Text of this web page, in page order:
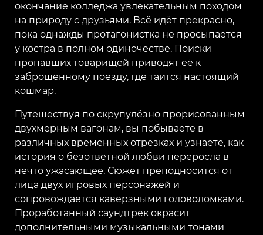
окончание колледжа увлекательным походом
на природу с друзьями. Всё идёт прекрасно,
пока однажды протагонистка не просыпается
у костра в полном одиночестве. Поиски
пропавших товарищей приводят её к
заброшенному поезду, где таится настоящий
кошмар.
Путешествуя по скрупулёзно прорисованным
двухмерным вагонам, вы побываете в
различных временных отрезках и узнаете, как
история о безответной любви переросла в
нечто ужасающее. Сюжет преподносится от
лица двух игровых персонажей и
сопровождается каверзными головоломками.
Проработанный саундтрек окрасит
дополнительными музыкальными тонами